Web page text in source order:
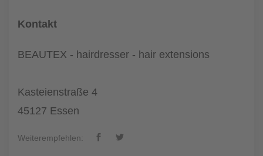
Kontakt
BEAUTEX - hairdresser - hair extensions
Kasteienstraße 4
45127 Essen
Weiterempfehlen: